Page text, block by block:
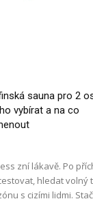
sauna pro 2
vybírat a na co
zní lákavě. Po
hledat volný
s cizími lidmi.